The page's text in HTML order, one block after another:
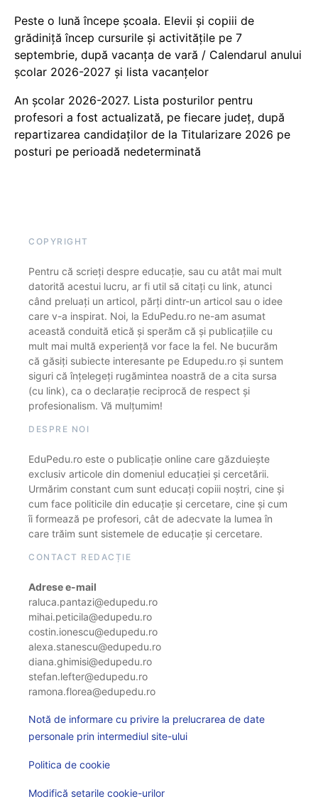
Peste o lună începe școala. Elevii și copiii de
grădiniță încep cursurile și activitățile pe 7
septembrie, după vacanța de vară / Calendarul anului
școlar 2026-2027 și lista vacanțelor
An școlar 2026-2027. Lista posturilor pentru
profesori a fost actualizată, pe fiecare județ, după
repartizarea candidaților de la Titularizare 2026 pe
posturi pe perioadă nedeterminată
COPYRIGHT
Pentru că scrieți despre educație, sau cu atât mai mult
datorită acestui lucru, ar fi util să citați cu link, atunci
când preluați un articol, părți dintr-un articol sau o idee
care v-a inspirat. Noi, la EduPedu.ro ne-am asumat
această conduită etică și sperăm că și publicațiile cu
mult mai multă experiență vor face la fel. Ne bucurăm
că găsiți subiecte interesante pe Edupedu.ro și suntem
siguri că înțelegeți rugămintea noastră de a cita sursa
(cu link), ca o declarație reciprocă de respect și
profesionalism. Vă mulțumim!
DESPRE NOI
EduPedu.ro este o publicație online care găzduiește
exclusiv articole din domeniul educației și cercetării.
Urmărim constant cum sunt educați copiii noștri, cine și
cum face politicile din educație și cercetare, cine și cum
îi formează pe profesori, cât de adecvate la lumea în
care trăim sunt sistemele de educație și cercetare.
CONTACT REDACȚIE
Adrese e-mail
raluca.pantazi@edupedu.ro
mihai.peticila@edupedu.ro
costin.ionescu@edupedu.ro
alexa.stanescu@edupedu.ro
diana.ghimisi@edupedu.ro
stefan.lefter@edupedu.ro
ramona.florea@edupedu.ro
Notă de informare cu privire la prelucrarea de date
personale prin intermediul site-ului
Politica de cookie
Modifică setarile cookie-urilor